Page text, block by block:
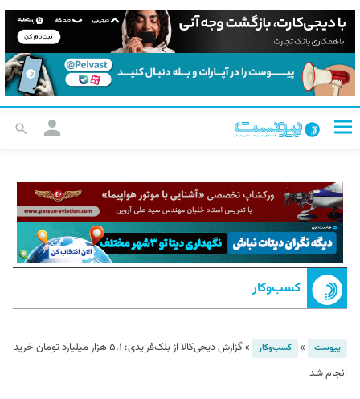
کسب‌و‌کار
پیوست » کسب‌و‌کار »
گزارش دیجی‌کالا از بلک‌فرایدی: ۵.۱ هزار میلیارد تومان خرید
انجام شد